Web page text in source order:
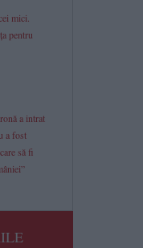
mici.
pentru
a intrat
a fost
să fi